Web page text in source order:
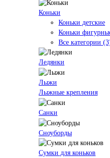
Коньки
Коньки детские
Коньки
Все категории
Ледянки
Лыжи
Лыжные крепления
Санки
Сноуборды
Сумки для коньков